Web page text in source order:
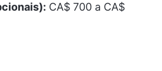
CA$ 700 a CA$